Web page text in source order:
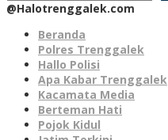
@Halotrenggalek.com
Beranda
Polres Trenggalek
Hallo Polisi
Apa Kabar Trenggalek
Kacamata Media
Berteman Hati
Pojok Kidul